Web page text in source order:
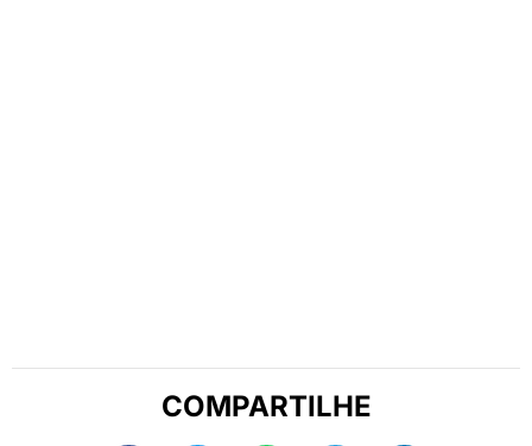
COMPARTILHE